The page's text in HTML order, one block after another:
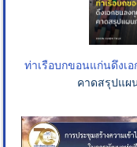
ท่าเรือบกขอนแก่นดึงเ
คาดสรุปแผ